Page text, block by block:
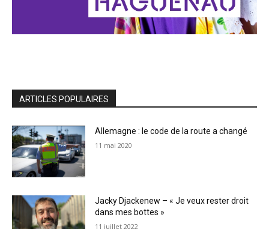
ARTICLES POPULAIRES
Allemagne : le code de la route a changé
11 mai 2020
Jacky Djackenew – « Je veux rester droit
dans mes bottes »
11 juillet 2022